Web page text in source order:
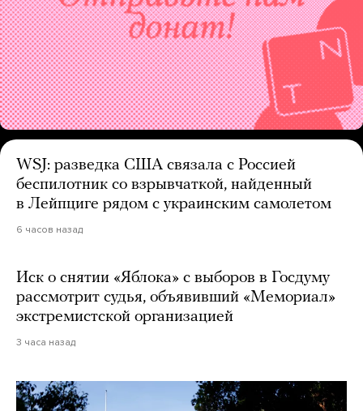
WSJ: разведка США связала с Россией
беспилотник со взрывчаткой, найденный
в Лейпциге рядом с украинским самолетом
6 часов назад
Иск о снятии «Яблока» с выборов в Госдуму
рассмотрит судья, объявивший «Мемориал»
экстремистской организацией
3 часа назад